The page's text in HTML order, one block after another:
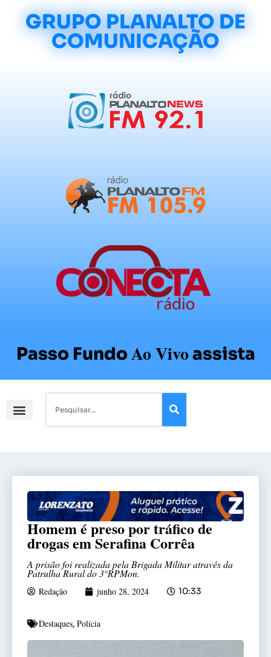
GRUPO PLANALTO DE
COMUNICAÇÃO
Passo FundoAo Vivoassista
Homem é preso por tráfico de
drogas em Serafina Corrêa
A prisão foi realizada pela Brigada Militar através da
Patrulha Rural do 3°RPMon.
Redação junho 28, 2024 10:33
Destaques, Polícia